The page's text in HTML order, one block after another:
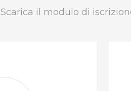
Scarica il modulo di